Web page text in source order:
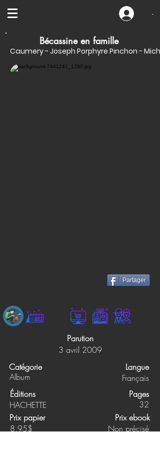
-
Bécassine en famille
Caumery - Joseph Porphyre Pinchon -
Partager
Parution
3 avril 2009
Catégorie
Album
Langue
Français
Éditions
HACHETTE
Pages
32
Prix papier
Prix ebook
8.95$
Non précisé